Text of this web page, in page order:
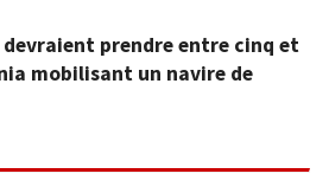
prendre entre cinq et
mobilisant un navire de